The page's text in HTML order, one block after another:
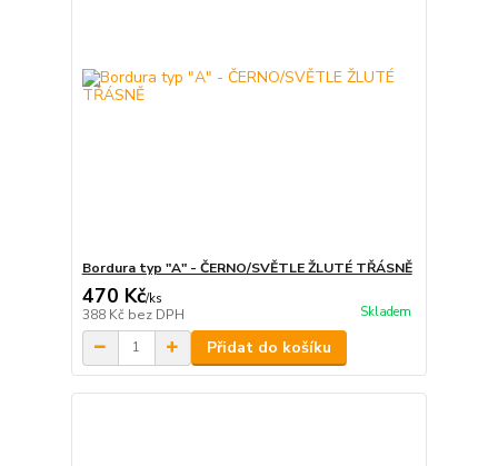
Bordura typ "A" - ČERNO/SVĚTLE ŽLUTÉ TŘÁSNĚ
470 Kč/ks
388 Kč bez DPH Skladem
Přidat do košíku